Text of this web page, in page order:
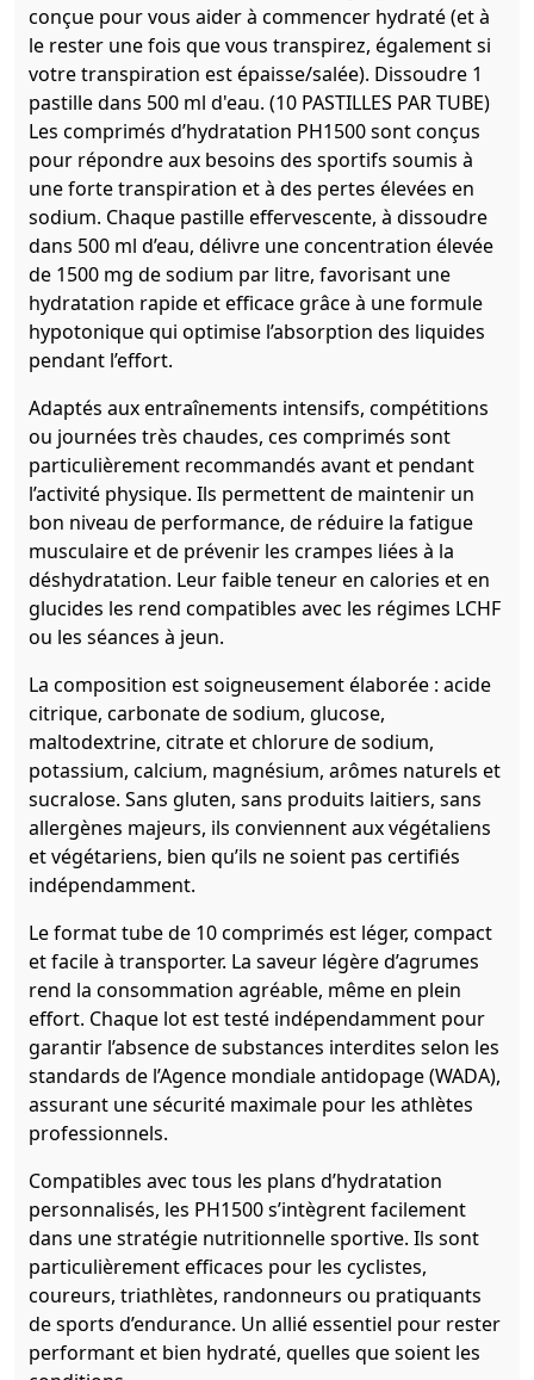
conçue pour vous aider à commencer hydraté (et à
le rester une fois que vous transpirez, également si
votre transpiration est épaisse/salée). Dissoudre 1
pastille dans 500 ml d'eau. (10 PASTILLES PAR TUBE)
Les comprimés d’hydratation PH1500 sont conçus
pour répondre aux besoins des sportifs soumis à
une forte transpiration et à des pertes élevées en
sodium. Chaque pastille effervescente, à dissoudre
dans 500 ml d’eau, délivre une concentration élevée
de 1500 mg de sodium par litre, favorisant une
hydratation rapide et efficace grâce à une formule
hypotonique qui optimise l’absorption des liquides
pendant l’effort.
Adaptés aux entraînements intensifs, compétitions
ou journées très chaudes, ces comprimés sont
particulièrement recommandés avant et pendant
l’activité physique. Ils permettent de maintenir un
bon niveau de performance, de réduire la fatigue
musculaire et de prévenir les crampes liées à la
déshydratation. Leur faible teneur en calories et en
glucides les rend compatibles avec les régimes LCHF
ou les séances à jeun.
La composition est soigneusement élaborée : acide
citrique, carbonate de sodium, glucose,
maltodextrine, citrate et chlorure de sodium,
potassium, calcium, magnésium, arômes naturels et
sucralose. Sans gluten, sans produits laitiers, sans
allergènes majeurs, ils conviennent aux végétaliens
et végétariens, bien qu’ils ne soient pas certifiés
indépendamment.
Le format tube de 10 comprimés est léger, compact
et facile à transporter. La saveur légère d’agrumes
rend la consommation agréable, même en plein
effort. Chaque lot est testé indépendamment pour
garantir l’absence de substances interdites selon les
standards de l’Agence mondiale antidopage (WADA),
assurant une sécurité maximale pour les athlètes
professionnels.
Compatibles avec tous les plans d’hydratation
personnalisés, les PH1500 s’intègrent facilement
dans une stratégie nutritionnelle sportive. Ils sont
particulièrement efficaces pour les cyclistes,
coureurs, triathlètes, randonneurs ou pratiquants
de sports d’endurance. Un allié essentiel pour rester
performant et bien hydraté, quelles que soient les